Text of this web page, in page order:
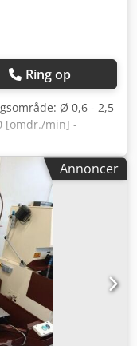
Ring op
Ø 0,6 - 2,5
[omdr./min] -
100 x 100 [mm] -
[kg] - Dimensioner:
med 2 positioner
kardan
Annoncer